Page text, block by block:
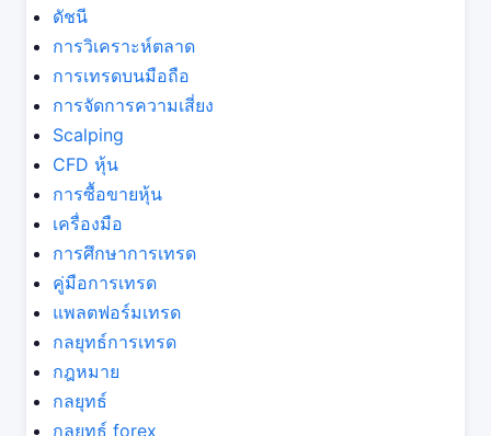
ดัชนี
การวิเคราะห์ตลาด
การเทรดบนมือถือ
การจัดการความเสี่ยง
Scalping
CFD หุ้น
การซื้อขายหุ้น
เครื่องมือ
การศึกษาการเทรด
คู่มือการเทรด
แพลตฟอร์มเทรด
กลยุทธ์การเทรด
กฎหมาย
กลยุทธ์
กลยุทธ์ forex